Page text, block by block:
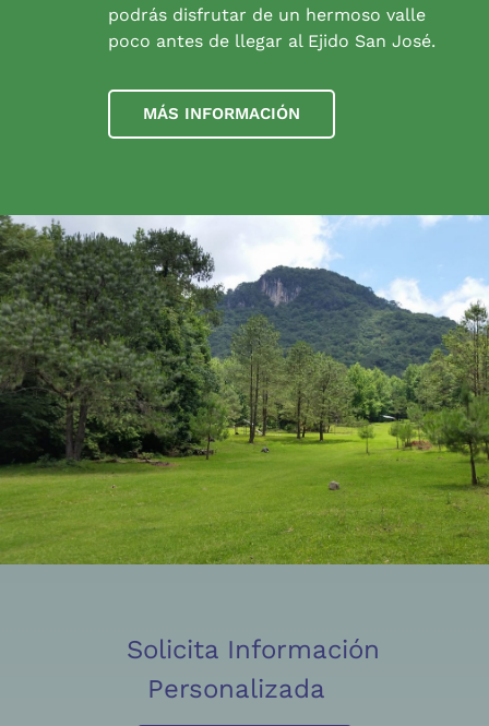
podrás disfrutar de un hermoso valle
poco antes de llegar al Ejido San José.
MÁS INFORMACIÓN
Solicita Información
Personalizada